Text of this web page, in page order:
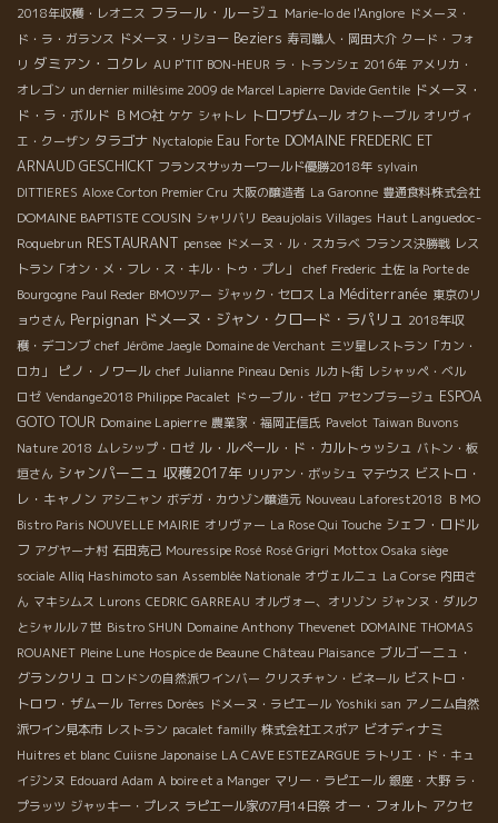
2018年収穫・レオニス フラール・ルージュ Marie-lo de l'Anglore ドメーヌ・
ド・ラ・ガランス ドメーヌ・リショー Beziers 寿司職人・岡田大介 クード・フォ
リ ダミアン・コクレ AU P'TIT BON-HEUR ラ・トランシェ 2016年 アメリカ・
オレゴン un dernier millésime 2009 de Marcel Lapierre Davide Gentile ドメーヌ・
ド・ラ・ボルド ＢＭО社 ケケ シャトレ トロワザム−ル オクトーブル オリヴィ
エ・クーザン タラゴナ Nyctalopie Eau Forte DOMAINE FREDERIC ET
ARNAUD GESCHICKT フランスサッカーワールド優勝2018年 sylvain
DITTIERES Aloxe Corton Premier Cru 大阪の醸造者 La Garonne 豊通食料株式会社
DOMAINE BAPTISTE COUSIN シャリバリ Beaujolais Villages Haut Languedoc-
Roquebrun RESTAURANT pensee ドメーヌ・ル・スカラベ フランス決勝戦 レス
トラン「オン・メ・フレ・ス・キル・トゥ・プレ」
chef Frederic 土佐 la Porte de
Bourgogne Paul Reder BMOツアー ジャック・セロス La Méditerranée 東京のリ
ョウさん Perpignan ドメーヌ・ジャン・クロード・ラパリュ 2018年収
穫・デコンブ chef Jérôme Jaegle Domaine de Verchant 三ツ星レストラン「カン・
ロカ」
ピノ・ノワール chef Julianne Pineau Denis ルカト街 レシャッペ・ベル
ロゼ Vendange2018 Philippe Pacalet ドゥーブル・ゼロ アセンブラージュ ESPOA
GOTO TOUR Domaine Lapierre 農業家・福岡正信氏 Pavelot Taiwan Buvons
Nature 2018 ムレシップ・ロゼ ル・ルペール・ド・カルトゥッシュ バトン・板
垣さん シャンパーニュ 収穫2017年 リリアン・ボッシュ マテウス ビストロ・
レ・キャノン アシニャン ボデガ・カウゾン醸造元 Nouveau Laforest2018 ＢＭО
Bistro Paris NOUVELLE MAIRIE オリヴァー La Rose Qui Touche シェフ・ロドル
フ アグヤーナ村 石田克己 Mouressipe Rosé Rosé Grigri Mottox Osaka siège
sociale Alliq Hashimoto san Assemblée Nationale オヴェルニュ La Corse 内田さ
ん マキシムス Lurons CEDRIC GARREAU オルヴォー、オリゾン ジャンヌ・ダルク
とシャルル７世 Bistro SHUN Domaine Anthony Thevenet DOMAINE THOMAS
ROUANET Pleine Lune Hospice de Beaune Château Plaisance ブルゴーニュ・
グランクリュ ロンドンの自然派ワインバー クリスチャン・ビネール ビストロ・
トロワ・ザムール Terres Dorées ドメーヌ・ラピエール Yoshiki san アノニム自然
派ワイン見本市 レストラン pacalet familly 株式会社エスポア ビオディナミ
Huitres et blanc Cuiisne Japonaise LA CAVE ESTEZARGUE ラトリエ・ド・キュ
イジンヌ Edouard Adam A boire et a Manger マリー・ラピエール 銀座・大野 ラ・
プラッツ ジャッキー・プレス ラピエール家の7月14日祭 オー・フォルト アクセ